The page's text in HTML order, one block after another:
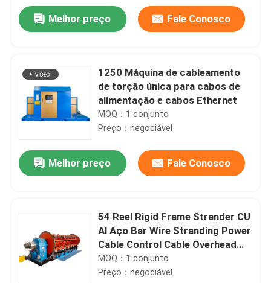
Melhor preço Fale Conosco
1250 Máquina de cableamento
de torção única para cabos de
alimentação e cabos Ethernet
MOQ：1 conjunto
Preço：negociável
Melhor preço Fale Conosco
54 Reel Rigid Frame Strander CU
Al Aço Bar Wire Stranding Power
Cable Control Cable Overhead
Cable
MOQ：1 conjunto
Preço：negociável